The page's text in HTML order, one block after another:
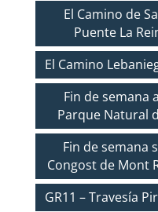
El Camino de
Puente La
El Camino
Fin de semana
Parque Natural
Fin de semana
Congost de Mont
GR11 – Travesía